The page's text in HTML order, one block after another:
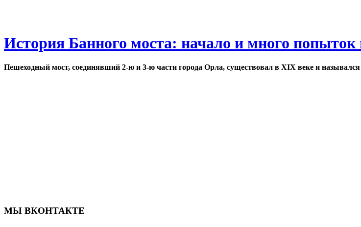
История Банного моста: начало и много попыток
Пешеходный мост, соединявший 2-ю и 3-ю части города Орла, существовал в XIX веке и
МЫ ВКОНТАКТЕ